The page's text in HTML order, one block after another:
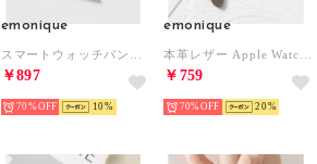
emonique
￥897
70% 10
emonique
￥759
70% 20